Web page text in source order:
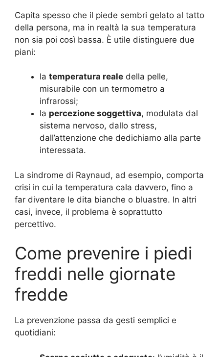
Capita spesso che il piede sembri gelato al tatto
della persona, ma in realtà la sua temperatura
non sia poi così bassa. È utile distinguere due
piani:
la temperatura reale della pelle,
misurabile con un termometro a
infrarossi;
la percezione soggettiva, modulata dal
sistema nervoso, dallo stress,
dall’attenzione che dedichiamo alla parte
interessata.
La sindrome di Raynaud, ad esempio, comporta
crisi in cui la temperatura cala davvero, fino a
far diventare le dita bianche o bluastre. In altri
casi, invece, il problema è soprattutto
percettivo.
Come prevenire i piedi
freddi nelle giornate
fredde
La prevenzione passa da gesti semplici e
quotidiani: